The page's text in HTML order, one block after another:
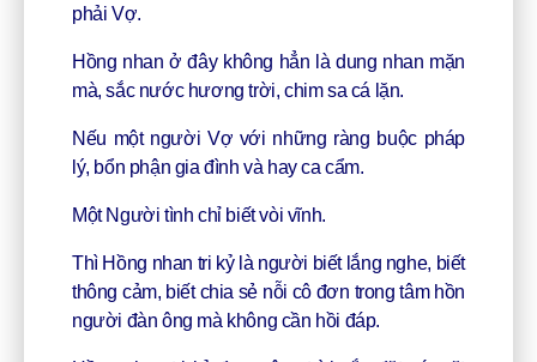
phải Vợ.
Hồng nhan ở đây không hẳn là dung nhan mặn
mà, sắc nước hương trời, chim sa cá lặn.
Nếu một người Vợ với những ràng buộc pháp
lý, bổn phận gia đình và hay ca cẩm.
Một Người tình chỉ biết vòi vĩnh.
Thì Hồng nhan tri kỷ là người biết lắng nghe, biết
thông cảm, biết chia sẻ nỗi cô đơn trong tâm hồn
người đàn ông mà không cần hồi đáp.